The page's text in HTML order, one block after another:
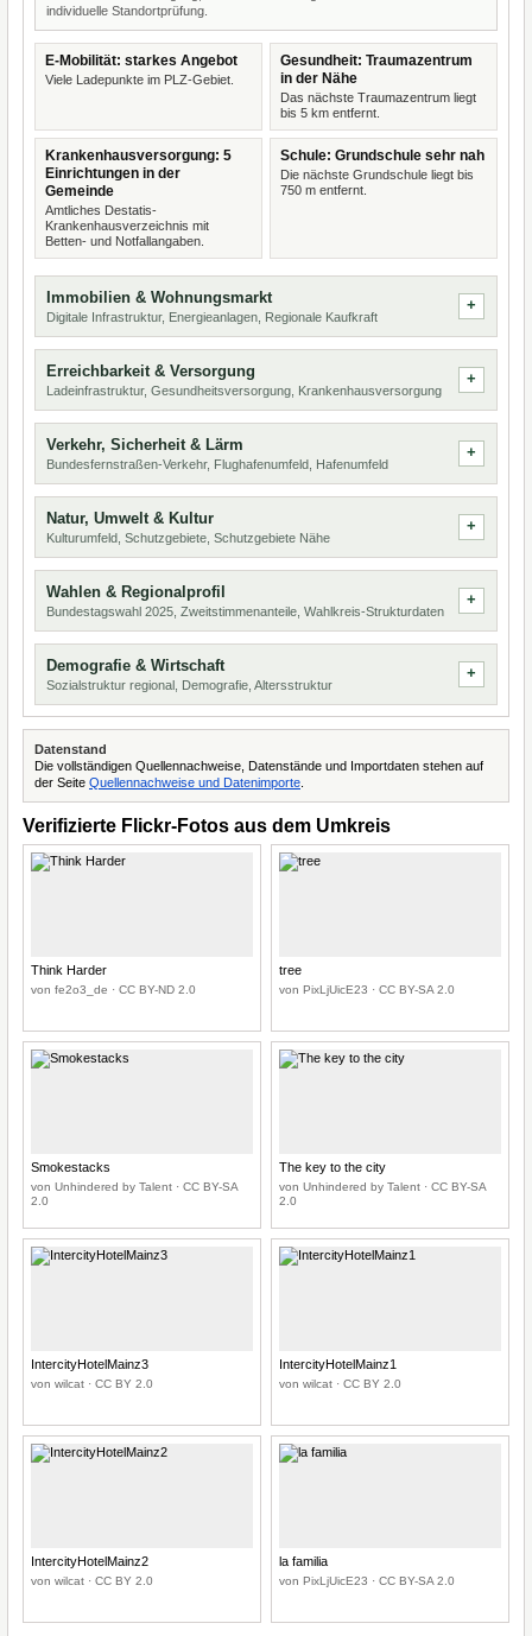
individuelle Standortprüfung.
E-Mobilität: starkes Angebot
Viele Ladepunkte im PLZ-Gebiet.
Gesundheit: Traumazentrum
in der Nähe
Das nächste Traumazentrum liegt
bis 5 km entfernt.
Krankenhausversorgung: 5
Einrichtungen in der
Gemeinde
Amtliches Destatis-
Krankenhausverzeichnis mit
Betten- und Notfallangaben.
Schule: Grundschule sehr nah
Die nächste Grundschule liegt bis
750 m entfernt.
Immobilien & Wohnungsmarkt
Digitale Infrastruktur, Energieanlagen, Regionale Kaufkraft
Erreichbarkeit & Versorgung
Ladeinfrastruktur, Gesundheitsversorgung, Krankenhausversorgung
Verkehr, Sicherheit & Lärm
Bundesfernstraßen-Verkehr, Flughafenumfeld, Hafenumfeld
Natur, Umwelt & Kultur
Kulturumfeld, Schutzgebiete, Schutzgebiete Nähe
Wahlen & Regionalprofil
Bundestagswahl 2025, Zweitstimmenanteile, Wahlkreis-Strukturdaten
Demografie & Wirtschaft
Sozialstruktur regional, Demografie, Altersstruktur
Datenstand
Die vollständigen Quellennachweise, Datenstände und Importdaten stehen auf
der Seite Quellennachweise und Datenimporte
Verifizierte Flickr-Fotos aus dem Umkreis
Think Harder
von fe2o3_de · CC BY-ND 2.0
tree
von PixLjUicE23 · CC BY-SA 2.0
Smokestacks
von Unhindered by Talent · CC BY-SA
2.0
The key to the city
von Unhindered by Talent · CC BY-SA
2.0
IntercityHotelMainz3
von wilcat · CC BY 2.0
IntercityHotelMainz1
von wilcat · CC BY 2.0
IntercityHotelMainz2
von wilcat · CC BY 2.0
la familia
von PixLjUicE23 · CC BY-SA 2.0